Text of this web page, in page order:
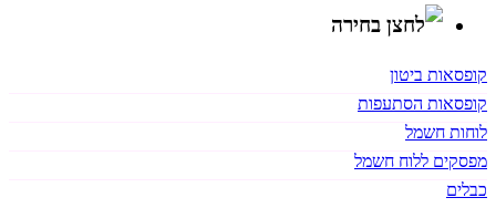
קופסאות ביטון
קופסאות הסתעפות
לוחות חשמל
מפסקים ללוח חשמל
כבלים